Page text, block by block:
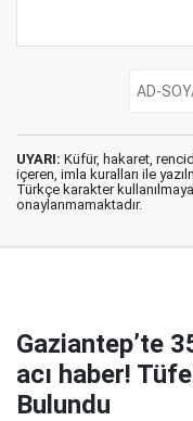
UYARI: Küfür, hakaret,
içeren, imla kuralları ile
Türkçe karakter
onaylanmamaktadır.
Gaziantep’te
acı haber!
Bulundu